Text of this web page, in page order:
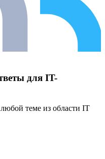
для IT-
теме из области IT